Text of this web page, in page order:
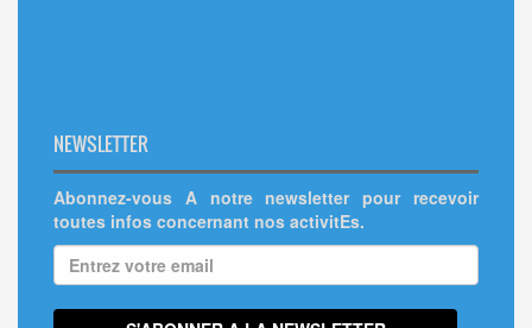
NEWSLETTER
Abonnez-vous A notre newsletter pour recevoir
toutes infos concernant nos activitEs.